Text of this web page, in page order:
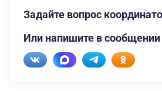
Задайте вопрос
Или напишите в сообщении